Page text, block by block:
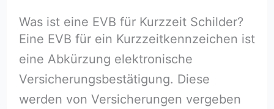
Was ist eine EVB für Kurzzeit Schilder?
Eine EVB für ein Kurzzeitkennzeichen ist
eine Abkürzung elektronische
Versicherungsbestätigung. Diese
werden von Versicherungen vergeben